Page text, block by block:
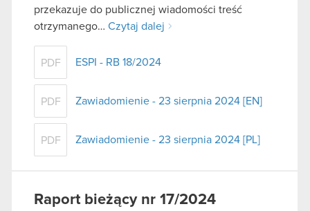
przekazuje do publicznej wiadomości treść
otrzymanego… Czytaj dalej
PDF ESPI - RB 18/2024
PDF Zawiadomienie - 23 sierpnia 2024 [EN]
PDF Zawiadomienie - 23 sierpnia 2024 [PL]
Raport bieżący nr 17/2024